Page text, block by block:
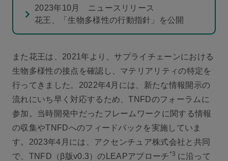
2023年10月 ニュースリリース
花王、「生物多様性の行動指針」を公開
また花王は、2021年より、サプライチェーンにおける
生物多様性の接点を確認し、マテリアリティの特定を
行ってきました。2022年4月には、新たな情報開示の
流れにいち早く対応するため、TNFDのフォーラムに
参加。当時開発中だったフレームワークに関する情報
の収集やTNFDへのフィードバックを実施していま
す。2023年4月には、アクセンチュア株式会社と共同
で、TNFD（β版v0.3）のLEAPアプローチ*3 に沿って